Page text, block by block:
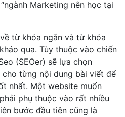
Marketing nên học tại
từ khóa ngắn và từ khóa
qua. Tùy thuộc vào chiến
(SEOer) sẽ lựa chọn
từng nội dung bài viết để
nhất. Một website muốn
phụ thuộc vào rất nhiều
bước đầu tiên cũng là